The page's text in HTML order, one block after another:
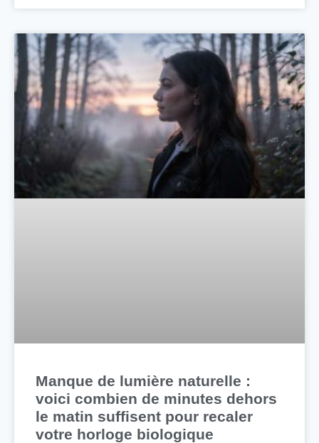
Manque de lumière naturelle :
voici combien de minutes dehors
le matin suffisent pour recaler
votre horloge biologique